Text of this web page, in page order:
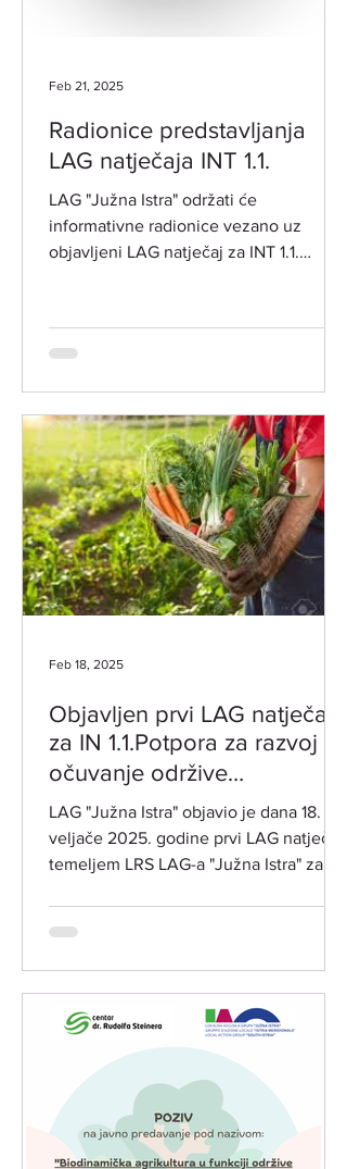
Radionice predstavljanja
LAG natječaja INT 1.1.
LAG "Južna Istra" održati će
informativne radionice vezano uz
objavljeni LAG natječaj za INT 1.1.
Feb 21, 2025
Objavljen prvi LAG natječaj
za IN 1.1.Potpora za razvoj i
očuvanje održive
poljoprivredne proizvodnje i
djelatnosti
LAG "Južna Istra" objavio je dana 18.
veljače 2025. godine prvi LAG natječaj
temeljem LRS LAG-a "Južna Istra" za
Feb 18, 2025